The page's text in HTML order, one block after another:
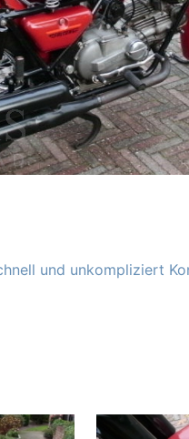
und unkompliziert